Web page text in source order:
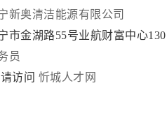
新奥清洁能源有限公司
市金湖路55号业航财富中心
员
访问 忻城人才网